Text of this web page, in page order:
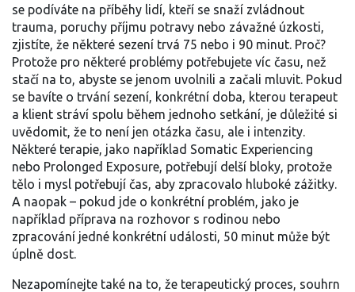
se podíváte na příběhy lidí, kteří se snaží zvládnout
trauma, poruchy příjmu potravy nebo závažné úzkosti,
zjistíte, že některé sezení trvá 75 nebo i 90 minut. Proč?
Protože pro některé problémy potřebujete víc času, než
stačí na to, abyste se jenom uvolnili a začali mluvit. Pokud
se bavíte o trvání sezení, konkrétní doba, kterou terapeut
a klient stráví spolu během jednoho setkání, je důležité si
uvědomit, že to není jen otázka času, ale i intenzity.
Některé terapie, jako například Somatic Experiencing
nebo Prolonged Exposure, potřebují delší bloky, protože
tělo i mysl potřebují čas, aby zpracovalo hluboké zážitky.
A naopak – pokud jde o konkrétní problém, jako je
například příprava na rozhovor s rodinou nebo
zpracování jedné konkrétní události, 50 minut může být
úplně dost.
Nezapomínejte také na to, že terapeutický proces, souhrn